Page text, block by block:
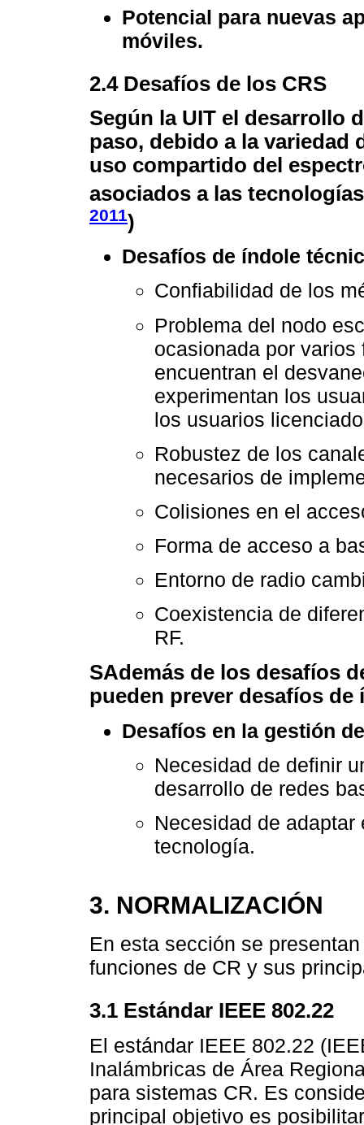
Potencial para nuevas
móviles.
2.4 Desafíos de los CRS
Según la UIT el desarrollo
paso, debido a la variedad
uso compartido del
asociados a las
2011)
Desafíos de índole
Confiabilidad de los
Problema del nodo
ocasionada por
encuentran el
experimentan los
los usuarios
Robustez de los
necesarios de
Colisiones en el
Forma de acceso a
Entorno de radio
Coexistencia de
RF.
SAdemás de los desafíos
pueden prever desafíos
Desafíos en la gestión
Necesidad de definir
desarrollo de redes
Necesidad de
tecnología.
3. NORMALIZACIÓN
En esta sección se
funciones de CR y sus
3.1 Estándar IEEE 802.22
El estándar IEEE 802.22
Inalámbricas de Área
para sistemas CR. Es
principal objetivo es